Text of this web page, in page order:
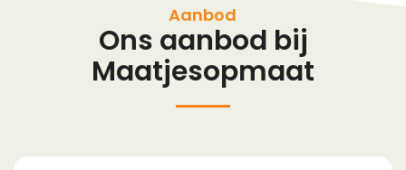
Aanbod
Ons aanbod bij
Maatjesopmaat